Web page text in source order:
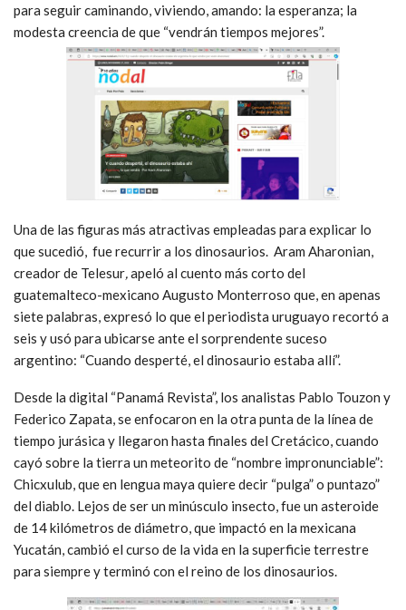
para seguir caminando, viviendo, amando: la esperanza; la
modesta creencia de que “vendrán tiempos mejores”.
Una de las figuras más atractivas empleadas para explicar lo
que sucedió, fue recurrir a los dinosaurios. Aram Aharonian,
creadorde Telesur,apeló al cuento más corto del
guatemalteco-mexicano Augusto Monterroso que, en apenas
siete palabras, expresó lo que el periodista uruguayo recortó a
seis y usó para ubicarse ante el sorprendente suceso
argentino: “Cuando desperté, el dinosaurio estaba allí”.
Desde la digital “Panamá Revista”, los analistas Pablo Touzon y
Federico Zapata, se enfocaron en la otra punta de la línea de
tiempo jurásica y llegaron hasta finales del Cretácico, cuando
cayó sobre la tierra un meteorito de “nombre impronunciable”:
Chicxulub, que en lengua maya quiere decir “pulga” o puntazo”
del diablo. Lejos de ser un minúsculo insecto, fue un asteroide
de 14 kilómetros de diámetro, que impactó en la mexicana
Yucatán, cambió el curso de la vida en la superficie terrestre
para siempre y terminó con el reino de los dinosaurios.